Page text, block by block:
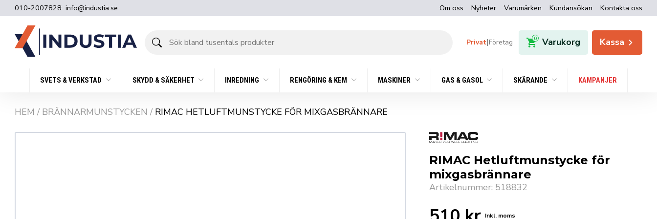
010-2007828 info@industia.se Om oss Nyheter Varumärken Kundansökan Kontakta oss
bland
Privat|Företag 0 Varukorg Kassa
SVETS & VERKSTAD SKYDD & SÄKERHET INREDNING RENGÖRING & KEM MASKINER GAS & GASOL SKÄRANDE KAMPANJER
HEM / BRÄNNARMUNSTYCKEN / RIMAC HETLUFTMUNSTYCKE FÖR MIXGASBRÄNNARE
RIMAC Hetluftmunstycke för
mixgasbrännare
Artikelnummer: 518832
Inkl. moms